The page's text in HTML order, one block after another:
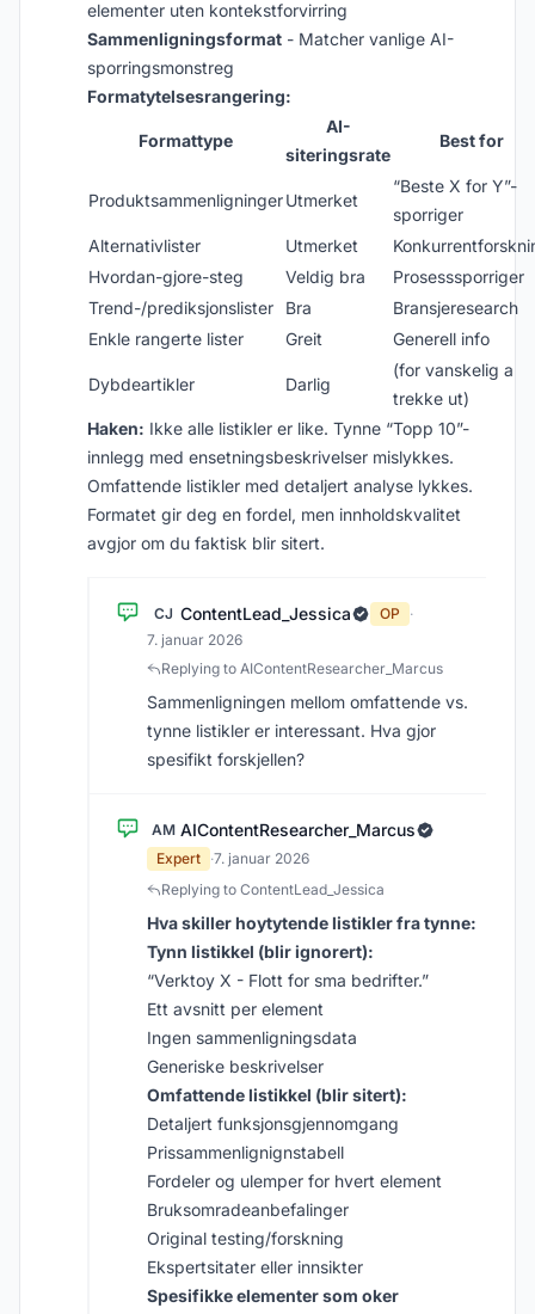
elementer uten kontekstforvirring
Sammenligningsformat - Matcher vanlige AI-
sporringsmonstreg
Formatytelsesrangering:
Formattype
AI-
siteringsrate
Best for
ProduktsammenligningerUtmerket
“Beste X for Y”-
sporriger
Alternativlister
Utmerket
Hvordan-gjore-steg
Veldig bra
Prosesssporriger
Trend-/prediksjonslister
Bra
Bransjeresearch
Enkle rangerte lister
Greit Generell info
Dybdeartikler Darlig
(for vanskelig a
trekke ut)
Haken: Ikke alle listikler er like. Tynne “Topp 10”-
innlegg med ensetningsbeskrivelser mislykkes.
Omfattende listikler med detaljert analyse lykkes.
Formatet gir deg en fordel, men innholdskvalitet
avgjor om du faktisk blir sitert.
CJ ContentLead_Jessica OP
·
7. januar 2026
Replying to AIContentResearcher_Marcus
Sammenligningen mellom omfattende vs.
tynne listikler er interessant. Hva gjor
spesifikt forskjellen?
AM AIContentResearcher_Marcus
Expert ·7. januar 2026
Replying to ContentLead_Jessica
Hva skiller hoytytende listikler fra tynne:
Tynn listikkel (blir ignorert):
“Verktoy X - Flott for sma bedrifter.”
Ett avsnitt per element
Ingen sammenligningsdata
Generiske beskrivelser
Omfattende listikkel (blir sitert):
Detaljert funksjonsgjennomgang
Prissammenlignignstabell
Fordeler og ulemper for hvert element
Bruksomradeanbefalinger
Original testing/forskning
Ekspertsitater eller innsikter
Spesifikke elementer som oker